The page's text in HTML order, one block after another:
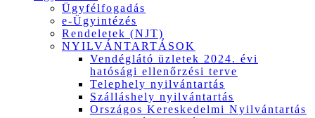
Ügyfélfogadás
e-Ügyintézés
Rendeletek (NJT)
NYILVÁNTARTÁSOK
Vendéglátó üzletek 2024. évi
hatósági ellenőrzési terve
Telephely nyilvántartás
Szálláshely nyilvántartás
Országos Kereskedelmi Nyilvántartás